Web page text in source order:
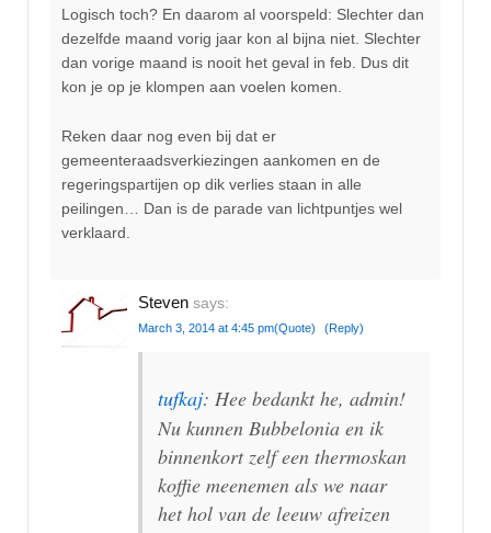
Logisch toch? En daarom al voorspeld: Slechter dan
dezelfde maand vorig jaar kon al bijna niet. Slechter
dan vorige maand is nooit het geval in feb. Dus dit
kon je op je klompen aan voelen komen.
Reken daar nog even bij dat er
gemeenteraadsverkiezingen aankomen en de
regeringspartijen op dik verlies staan in alle
peilingen… Dan is de parade van lichtpuntjes wel
verklaard.
Steven says:
March 3, 2014 at 4:45 pm(Quote) (Reply)
tufkaj: Hee bedankt he, admin!
Nu kunnen Bubbelonia en ik
binnenkort zelf een thermoskan
koffie meenemen als we naar
het hol van de leeuw afreizen